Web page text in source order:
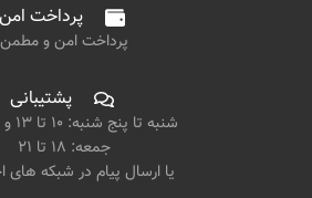
پرداخت امن
پرداخت امن و مطمن
پشتیبانی
شنبه تا پنج شنبه: ۱۰ تا ۱۳ و ۱۷ تا ۲۱
جمعه: ۱۸ تا ۲۱
یا ارسال پیام در شبکه های